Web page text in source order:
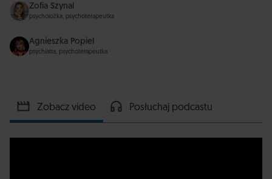
Zofia Szynal
psycholożka, psychoterapeutka
Agnieszka Popiel
psychiatra, psychoterapeutka
Zobacz video Posłuchaj podcastu